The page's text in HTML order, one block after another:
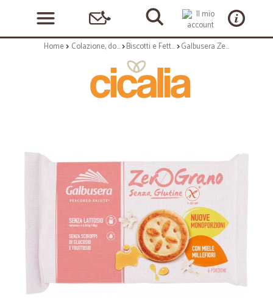
Home Colazione, dolciumi e snack Biscotti e Fette Biscottate Galbusera ZeroGrano Frollini Senza Glutine con Miele Millefiori 220 gr